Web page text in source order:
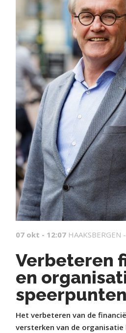
07 okt - 12:07 HAAKSBERGEN -
Verbeteren
en
speerpunten
Het verbeteren van de
versterken van de organisatie